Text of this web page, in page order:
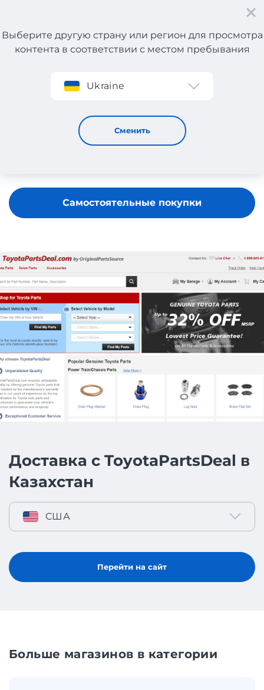
Регистрация
Выберите другую страну или регион для просмотра
контента в соответствии с местом пребывания
Ukraine
Сменить
ToyotaPartsDeal
Самостоятельные покупки
Доставка с ToyotaPartsDeal в
Казахстан
США
Перейти на сайт
Больше магазинов в категории